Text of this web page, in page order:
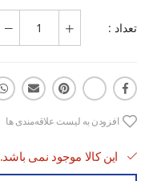
تعداد :
افزودن به لیست علاقه‌مندی ها
این کالا موجود نمی باشد.